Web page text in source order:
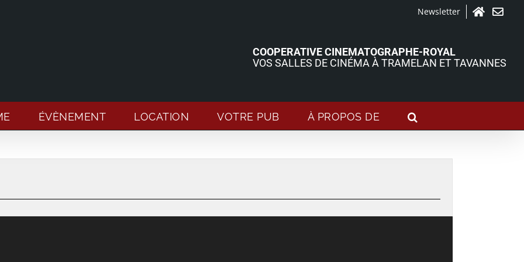
Newsletter
COOPERATIVE CINEMATOGRAPHE-ROYAL
VOS SALLES DE CINÉMA À TRAMELAN ET TAVANNES
ÉVÈNEMENT LOCATION VOTRE PUB À PROPOS DE